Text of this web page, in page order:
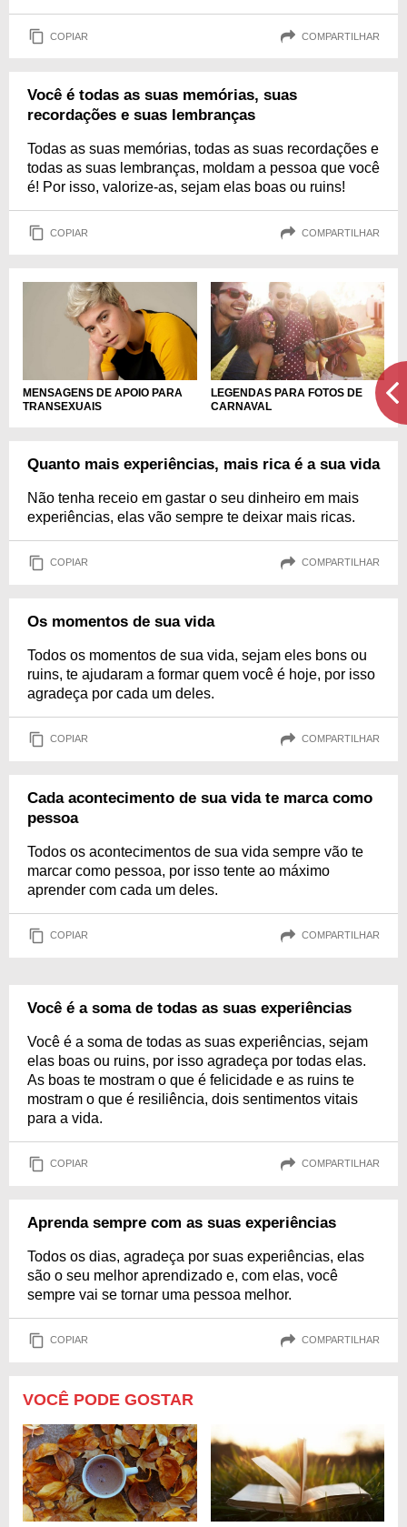
COPIAR COMPARTILHAR
Você é todas as suas memórias, suas
recordações e suas lembranças
Todas as suas memórias, todas as suas recordações e
todas as suas lembranças, moldam a pessoa que você
é! Por isso, valorize-as, sejam elas boas ou ruins!
COPIAR COMPARTILHAR
MENSAGENS DE APOIO PARA
TRANSEXUAIS
LEGENDAS PARA FOTOS DE
CARNAVAL
Quanto mais experiências, mais rica é a sua vida
Não tenha receio em gastar o seu dinheiro em mais
experiências, elas vão sempre te deixar mais ricas.
COPIAR COMPARTILHAR
Os momentos de sua vida
Todos os momentos de sua vida, sejam eles bons ou
ruins, te ajudaram a formar quem você é hoje, por isso
agradeça por cada um deles.
COPIAR COMPARTILHAR
Cada acontecimento de sua vida te marca como
pessoa
Todos os acontecimentos de sua vida sempre vão te
marcar como pessoa, por isso tente ao máximo
aprender com cada um deles.
COPIAR COMPARTILHAR
Você é a soma de todas as suas experiências
Você é a soma de todas as suas experiências, sejam
elas boas ou ruins, por isso agradeça por todas elas.
As boas te mostram o que é felicidade e as ruins te
mostram o que é resiliência, dois sentimentos vitais
para a vida.
COPIAR COMPARTILHAR
Aprenda sempre com as suas experiências
Todos os dias, agradeça por suas experiências, elas
são o seu melhor aprendizado e, com elas, você
sempre vai se tornar uma pessoa melhor.
COPIAR COMPARTILHAR
VOCÊ PODE GOSTAR